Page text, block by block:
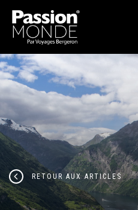
RETOUR AUX ARTICLES